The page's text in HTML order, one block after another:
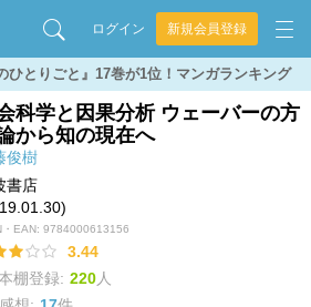
ログイン 新規会員登録
ひとりごと』17巻が1位！マンガランキング
科学と因果分析 ウェーバーの方
から知の現在へ
俊樹
書店
・EAN: 9784000613156
3.44
棚登録: 220人